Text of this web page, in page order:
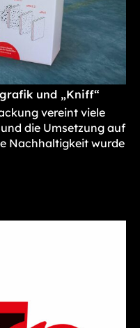
und „Kniff“
vereint viele
die Umsetzung auf
Nachhaltigkeit wurde